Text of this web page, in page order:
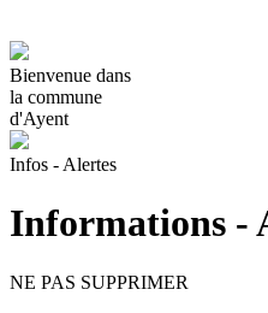
Bienvenue dans
la commune
d'Ayent
Infos - Alertes
Informations -
NE PAS SUPPRIMER